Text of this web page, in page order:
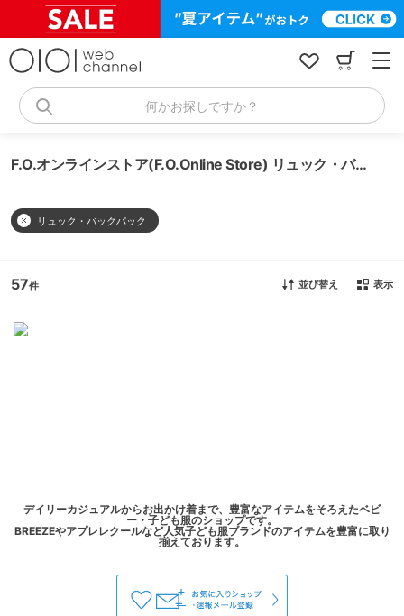
何かお探しですか？
F.O.オンラインストア(F.O.Online Store) リュック・バックパック
リュック・バックパック
57 並び替え 表示
デイリーカジュアルからお出かけ着まで、豊富なアイテムをそろえたベビ
ー・子ども服のショップです。
BREEZEやアプレレクールなど人気子ども服ブランドのアイテムを豊富に取り